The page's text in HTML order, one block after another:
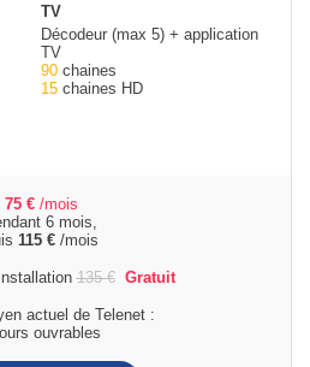
TV
Décodeur (max 5) + application
TV
90 chaines
15 chaines HD
75 € /mois
6 mois,
115 €/mois
135€ Gratuit
actuel de Telenet :
ouvrables